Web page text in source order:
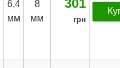
6,4
мм
8
мм
301
грн